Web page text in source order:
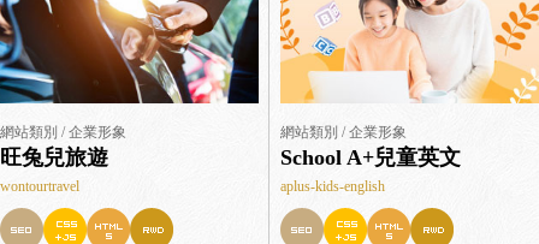
網站類別 / 企業形象
旺兔兒旅遊
wontourtravel
網站類別 / 企業形象
School A+兒童英文
aplus-kids-english